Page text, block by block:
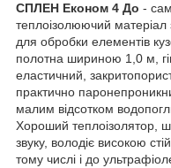
СПЛЕН Економ 4 До -
теплоізолюючий матеріал
для обробки елементів
полотна шириною 1,0 м,
еластичний,
практично
малим відсотком
Хороший теплоізолятор,
звуку, володіє високою
тому числі і до